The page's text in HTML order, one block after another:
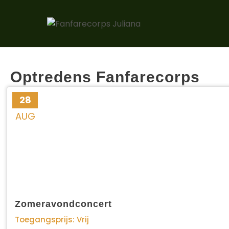
Optredens Fanfarecorps
28
AUG
Zomeravondconcert
Toegangsprijs: Vrij